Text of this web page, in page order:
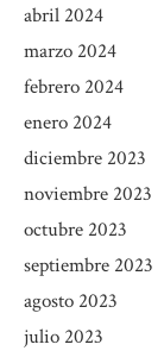
abril 2024
marzo 2024
febrero 2024
enero 2024
diciembre 2023
noviembre 2023
octubre 2023
septiembre 2023
agosto 2023
julio 2023